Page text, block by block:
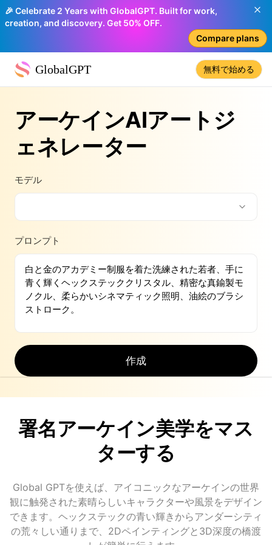
🎉 Celebrate 2 Years with GlobalGPT. Built for work,
creation, and discovery. Get 50% OFF.
Compare plans
GlobalGPT 無料で始める
アーケインAIアートジ
ェネレーター
モデル
プロンプト
作成
署名アーケイン美学をマス
ターする
Global GPTを使えば、アイコニックなアーケインの世界
観に触発された素晴らしいキャラクターや風景をデザイン
できます。ヘックステックの青い輝きからアンダーシティ
の荒々しい通りまで、2Dペインティングと3D深度の橋渡